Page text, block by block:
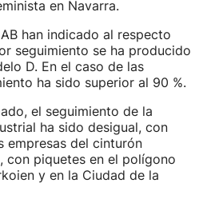
en Navarra.
han indicado al respecto
seguimiento se ha producido
D. En el caso de las
ha sido superior al 90 %.
el seguimiento de la
ha sido desigual, con
empresas del cinturón
con piquetes en el polígono
y en la Ciudad de la